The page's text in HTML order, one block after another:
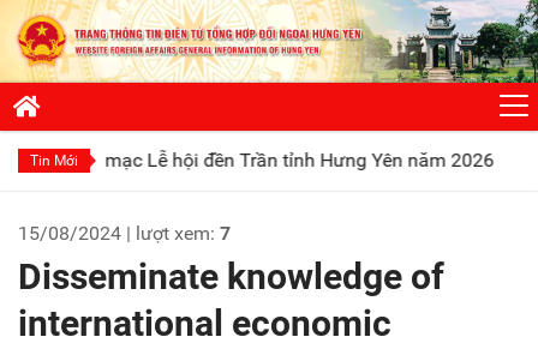
Tin Mới
Lễ hội đền Trần tỉnh Hưng Yên năm 2026 Phát huy
15/08/2024 | lượt xem: 7
Disseminate knowledge of
international economic